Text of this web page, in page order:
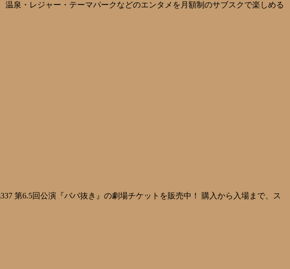
温泉・レジャー・テーマパークなどのエンタメを月額制のサブスクで楽しめる
第6.5回公演『ババ抜き』の劇場チケットを販売中！ 購入から入場まで、ス